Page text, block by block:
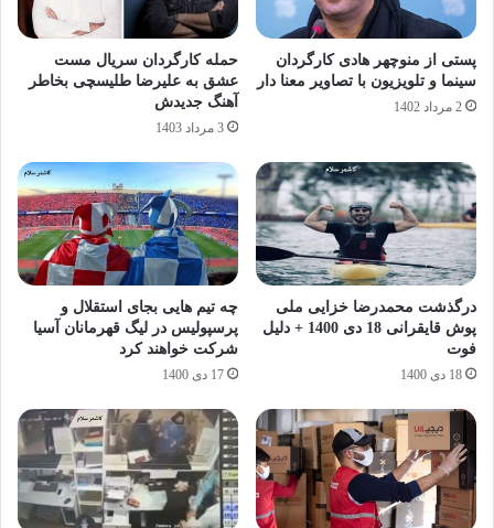
پستی از منوچهر هادی کارگردان
سینما و تلویزیون با تصاویر معنا دار
2 مرداد 1402
حمله کارگردان سریال مست
عشق به علیرضا طلیسچی بخاطر
آهنگ جدیدش
3 مرداد 1403
درگذشت محمدرضا خزایی ملی
پوش قایقرانی 18 دی 1400 + دلیل
فوت
18 دی 1400
چه تیم هایی بجای استقلال و
پرسپولیس در لیگ قهرمانان آسیا
شرکت خواهند کرد
17 دی 1400